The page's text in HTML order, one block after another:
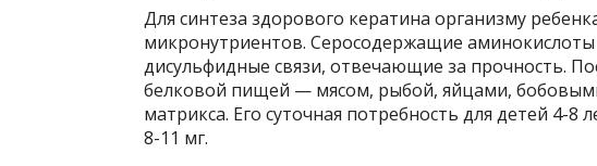
Для синтеза здорового кератина организму
микронутриентов. Серосодержащие
дисульфидные связи, отвечающие за прочность.
белковой пищей — мясом, рыбой, яйцами,
матрикса. Его суточная потребность для детей 4-8
8-11 мг.